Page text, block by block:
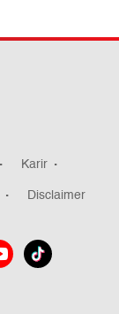
Karir
Disclaimer